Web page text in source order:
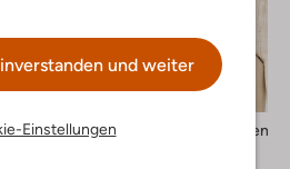
und weiter
Einstellungen
Letzter Artikel
Selected Women